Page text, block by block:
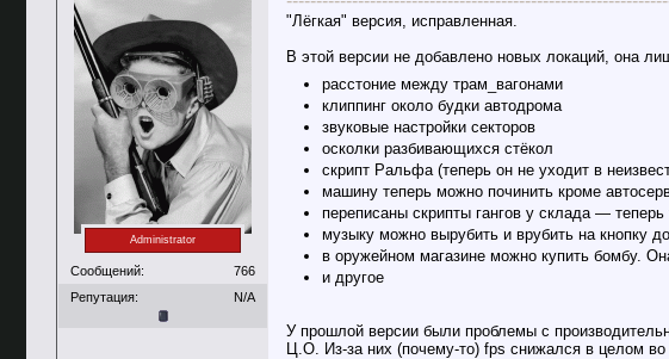
Administrator
Сообщений:
766
Репутация:
N/A
"Лёгкая" версия, исправленная.
В этой версии не добавлено новых локаций, она
расстоние между трам_вагонами
клиппинг около будки автодрома
звуковые настройки секторов
осколки разбивающихся стёкол
скрипт Ральфа (теперь он не уходит в
машину теперь можно починить кроме
переписаны скрипты гангов у склада —
музыку можно вырубить и врубить на кнопку
в оружейном магазине можно купить бомбу.
и другое
У прошлой версии были проблемы с
Ц.О. Из-за них (почему-то) fps снижался в целом во